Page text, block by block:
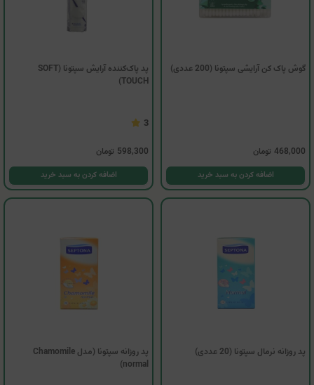
گوش پاک کن آرایشی سپتونا (200 عددی)
468,000 تومان
اضافه کردن به سبد خرید
پد پاک‌کننده آرایش سپتونا (SOFT
TOUCH)
3
598,300 تومان
اضافه کردن به سبد خرید
پد روزانه نرمال سپتونا (20 عددی)
پد روزانه سپتونا (مدل Chamomile
normal)